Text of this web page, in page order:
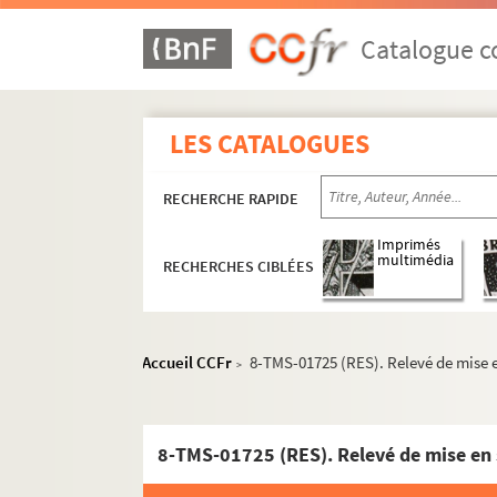
Catalogue
LES CATALOGUES
RECHERCHE RAPIDE
RECHERCHES CIBLÉES
Imprimés
multimédia
Accueil CCFr > 8-TMS-01725 (RES). Relevé de mise
8-TMS-01725 (RES). Relevé de mise en
Emile Bergerat. La nuit bergamasque : tragi-
Alfred de Musset. La Nuit de Décembre. 1920
Henri Kéroul, Albert Barré. Une nuit de
MM. Monréal et Blondeau. La nuit des
Henry Kistemaeckers. La nuit est à nous :
Marc Fournier. Les nuits de la Seine :
Pierre Zaccone, Théodore Henry et Mary
John Steinbeck. Nuits noires : pièce en 3
Georges Feydeau. Occupe-toi d'Amélie ! :
Yves Mirande, Henri Géroule. Octave :